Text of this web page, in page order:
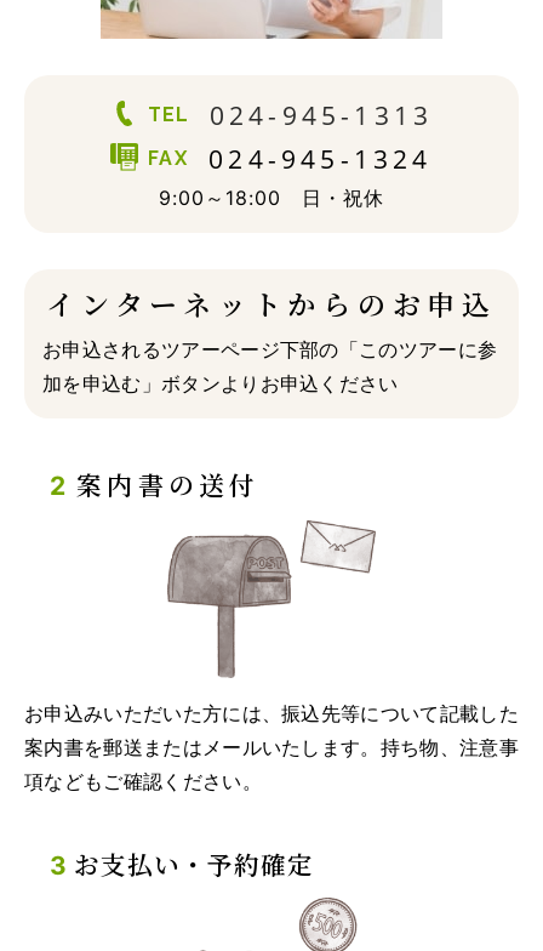
TEL 024-945-1313
FAX 024-945-1324
9:00～18:00 日・祝休
インターネットからのお申込
お申込されるツアーページ下部の「このツアーに参
加を申込む」ボタンよりお申込ください
案内書の送付
お申込みいただいた方には、振込先等について記載した
案内書を郵送またはメールいたします。持ち物、注意事
項などもご確認ください。
お支払い・予約確定